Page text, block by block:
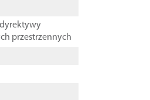
dyrektywy
przestrzennych